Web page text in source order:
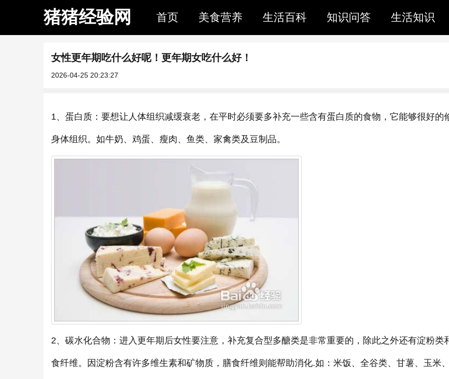
猪猪经验网 首页 美食营养 生活百科 知识问答 生活知识
女性更年期吃什么好呢！更年期女吃什么好！
2026-04-25 20:23:27
1、蛋白质：要想让人体组织减缓衰老，在平时必须要多补充一些含有蛋白质的食物，它能够很好的
身体组织。如牛奶、鸡蛋、瘦肉、鱼类、家禽类及豆制品。
2、碳水化合物：进入更年期后女性要注意，补充复合型多醣类是非常重要的，除此之外还有淀粉类
食纤维。因淀粉含有许多维生素和矿物质，膳食纤维则能帮助消化.如：米饭、全谷类、甘薯、玉米